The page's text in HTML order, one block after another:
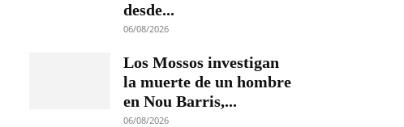
desde...
06/08/2026
Los Mossos investigan
la muerte de un hombre
en Nou Barris,...
06/08/2026